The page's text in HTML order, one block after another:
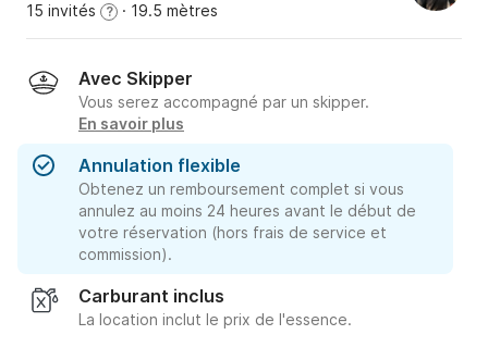
15 invités ? · 19.5 mètres
Avec Skipper
Vous serez accompagné par un skipper.
En savoir plus
Annulation flexible
Obtenez un remboursement complet si vous
annulez au moins 24 heures avant le début de
votre réservation (hors frais de service et
commission).
Carburant inclus
La location inclut le prix de l'essence.